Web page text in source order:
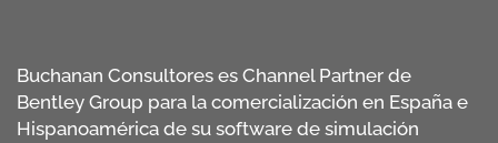
Buchanan Consultores es Channel Partner de
Bentley Group para la comercialización en España e
Hispanoamérica de su software de simulación